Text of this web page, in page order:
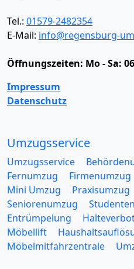
Tel.: 01579-2482354
E-Mail: info@regensburg-
Öffnungszeiten: Mo - Sa:
Impressum
Datenschutz
Umzugsservice
Umzugsservice
Fernumzug
Firmenumzug
Mini Umzug
Praxisumzug
Seniorenumzug
Entrümpelung
Möbellift
Möbelmitfahrzentrale